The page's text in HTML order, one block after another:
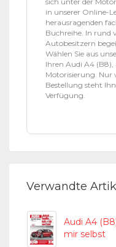
in unserer Online-
herausragenden
Buchreihe. In rund
Autobesitzern
Wählen Sie aus
Ihren Audi A4 (B8),
Motorisierung. Nur
Bestellung steht
Verfügung.
Verwandte
Audi A4
mir selbst